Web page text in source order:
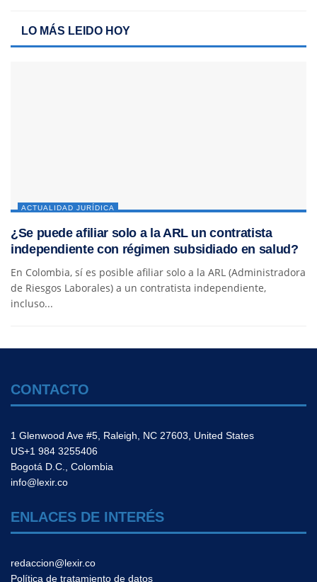
LO MÁS LEIDO HOY
ACTUALIDAD JURÍDICA
¿Se puede afiliar solo a la ARL un contratista
independiente con régimen subsidiado en salud?
En Colombia, sí es posible afiliar solo a la ARL (Administradora
de Riesgos Laborales) a un contratista independiente,
incluso...
CONTACTO
1 Glenwood Ave #5, Raleigh, NC 27603, United States
US+1 984 3255406
Bogotá D.C., Colombia
info@lexir.co
ENLACES DE INTERÉS
redaccion@lexir.co
Política de tratamiento de datos